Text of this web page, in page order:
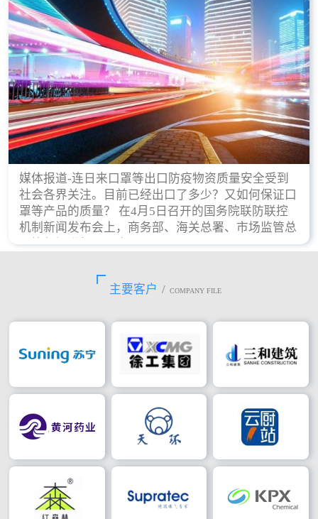
媒体报道-连日来口罩等出口防疫物资质量安全受到
社会各界关注。目前已经出口了多少？又如何保证口
罩等产品的质量？ 在4月5日召开的国务院联防联控
机制新闻发布会上，商务部、海关总署、市场监管总
局等部门进行了回应。
主要客户 / COMPANY FILE